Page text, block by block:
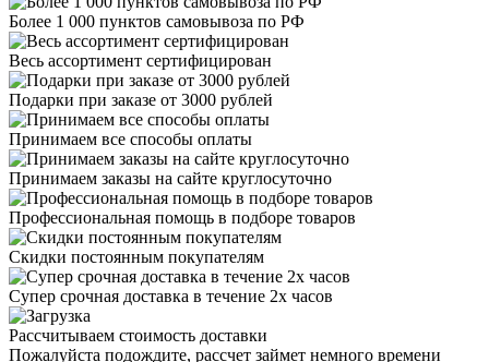
Более 1 000 пунктов самовывоза по РФ
Весь ассортимент сертифицирован
Подарки при заказе от 3000 рублей
Принимаем все способы оплаты
Принимаем заказы на сайте круглосуточно
Профессиональная помощь в подборе товаров
Скидки постоянным покупателям
Супер срочная доставка в течение 2х часов
Рассчитываем стоимость доставки
Пожалуйста подождите, рассчет займет немного времени